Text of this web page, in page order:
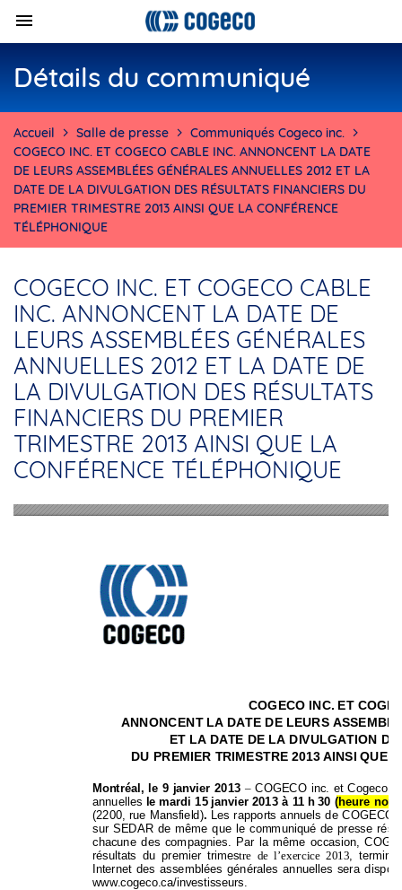
Détails du communiqué
Accueil Salle de presse
Communiqués Cogeco inc.
COGECO INC. ET COGECO CABLE INC. ANNONCENT LA DATE
DE LEURS ASSEMBLÉES GÉNÉRALES ANNUELLES 2012 ET LA
DATE DE LA DIVULGATION DES RÉSULTATS FINANCIERS DU
PREMIER TRIMESTRE 2013 AINSI QUE LA CONFÉRENCE
TÉLÉPHONIQUE
COGECO INC. ET COGECO CABLE
INC. ANNONCENT LA DATE DE
LEURS ASSEMBLÉES GÉNÉRALES
ANNUELLES 2012 ET LA DATE DE
LA DIVULGATION DES RÉSULTATS
FINANCIERS DU PREMIER
TRIMESTRE 2013 AINSI QUE LA
CONFÉRENCE TÉLÉPHONIQUE
COGECO INC. ET COGE
ANNONCENT LA DATE DE LEURS ASS
ET LA DATE DE LA DIVULGATION
DU PREMIER TRIMESTRE 2013 AINSI QUE
Montréal, le 9 janvier 2013 – COGECO inc. et Cogeco
annuelles le mardi 15 janvier 2013 à 11 h 30 (heure
(2200, rue Mansfield). Les rapports annue ls de COGECO
sur SEDAR de même que le communiqué de presse
chacune des compagnies. Par la même occasion,
résultats du premier trimestre  de  l’exercice  2013 terminé
Internet des assem blées générales annuelles sera di
www.cogeco.ca/investisseurs